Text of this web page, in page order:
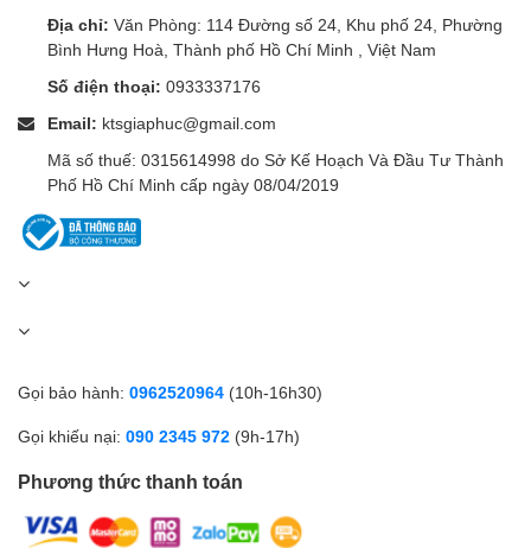
Địa chỉ: Văn Phòng: 114 Đường số 24, Khu phố 24, Phường
Bình Hưng Hoà, Thành phố Hồ Chí Minh , Việt Nam
Số điện thoại: 0933337176
Email: ktsgiaphuc@gmail.com
Mã số thuế: 0315614998 do Sở Kế Hoạch Và Đầu Tư Thành
Phố Hồ Chí Minh cấp ngày 08/04/2019
Gọi bảo hành: 0962520964 (10h-16h30)
Gọi khiếu nại: 090 2345 972 (9h-17h)
Phương thức thanh toán